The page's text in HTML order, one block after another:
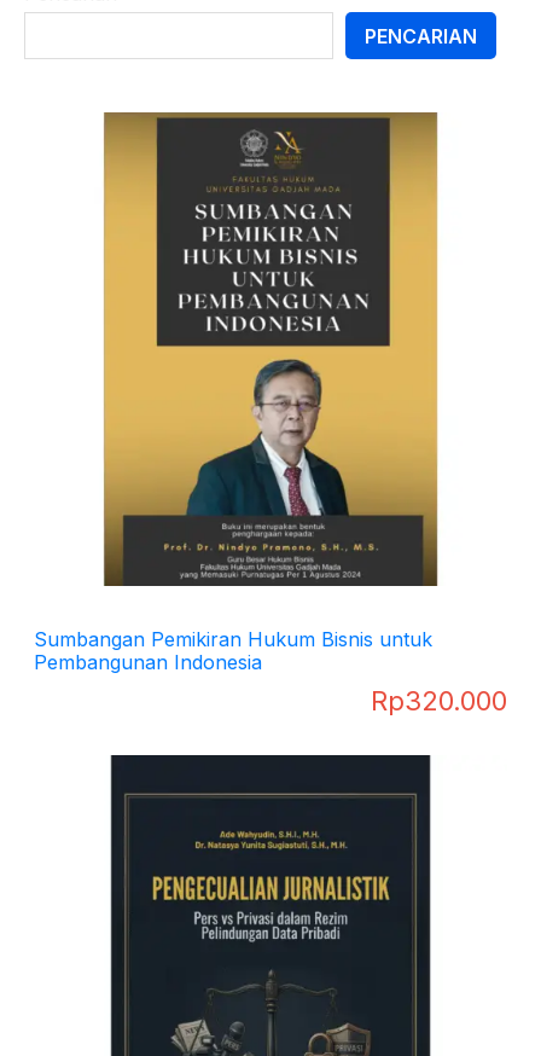
PENCARIAN
Sumbangan Pemikiran Hukum Bisnis untuk
Pembangunan Indonesia
Rp320.000